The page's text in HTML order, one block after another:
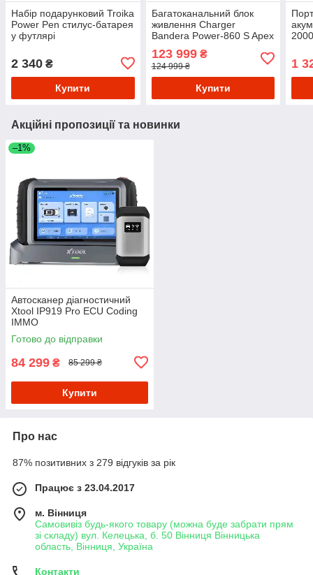
Набір подарунковий Troika
Power Pen стилус-батарея
у футлярі
2 340 ₴
Купити
Багатоканальний блок
живлення Charger
Bandera Power-860 S Apex
Вт·год
123 999₴
124 999 ₴
Купити
1
Акційні пропозиції та новинки
–1%
Автосканер діагностичний
Xtool IP919 Pro ECU Coding
IMMO
Готово до відправки
84 299 ₴ 85 299 ₴
Купити
Про нас
87% позитивних з 279 відгуків за рік
Працює з 23.04.2017
м. Вінниця
Самовивіз будь-якого товару (можна буде забрати прям
зі складу) вул. Келецька, б. 50 Вінниця Вінницька
область, Вінниця, Україна
Контакти